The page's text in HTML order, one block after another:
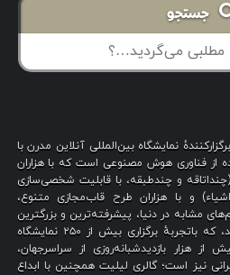
جستجو
نمایشگاه بین‌المللی آنلاین مدرن با
از فناوری هوش مصنوعی است که با هزاران
و چندطبقه، با قابلیت شخصی‌سازی
و با هزاران طرح قاب‌مجازی متنوع،
مشابه در دنیا، پیشرفته‌ترین و بزرگترین
گالری آنلاین در کل جهان می‌باشد، که باتجربهٔ برگزاری بیش از ۲۵۰ نمایشگاه
هزار بازدیدشبانه‌روزی از سراسرجهان،
نیز است؛ گالری لیلیت همچنین با ابداع